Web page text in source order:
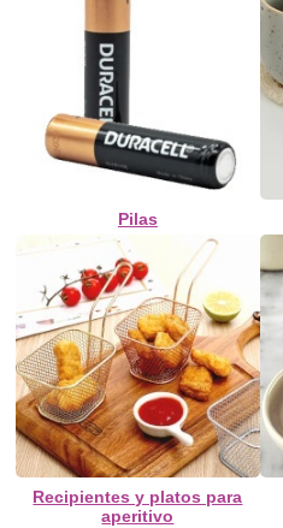
Pilas
Recipientes y platos para
aperitivo